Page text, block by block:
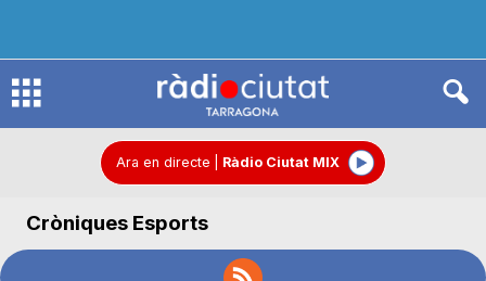
R
d
Ara en directe Ràdio Ciutat MIX
Cròniques Esports